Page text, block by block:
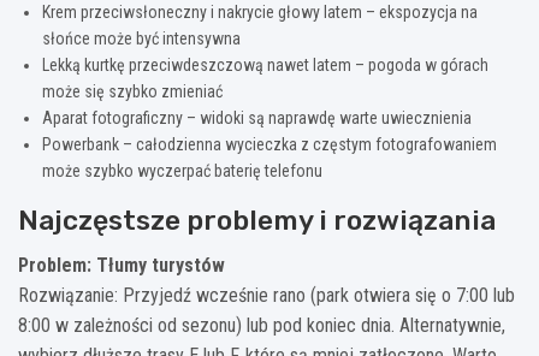
Krem przeciwsłoneczny i nakrycie głowy latem – ekspozycja na
słońce może być intensywna
Lekką kurtkę przeciwdeszczową nawet latem – pogoda w górach
może się szybko zmieniać
Aparat fotograficzny – widoki są naprawdę warte uwiecznienia
Powerbank – całodzienna wycieczka z częstym fotografowaniem
może szybko wyczerpać baterię telefonu
Najczęstsze problemy i rozwiązania
Problem: Tłumy turystów
Rozwiązanie: Przyjedź wcześnie rano (park otwiera się o 7:00 lub
8:00 w zależności od sezonu) lub pod koniec dnia. Alternatywnie,